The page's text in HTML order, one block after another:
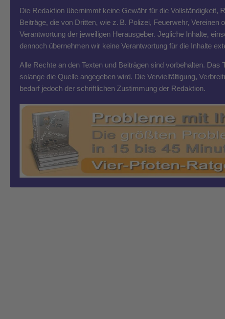
Die Redaktion übernimmt keine Gewähr für die Vollständigkeit,
Beiträge, die von Dritten, wie z. B. Polizei, Feuerwehr, Vereinen
Verantwortung der jeweiligen Herausgeber. Jegliche Inhalte,
dennoch übernehmen wir keine Verantwortung für die Inhalte
Alle Rechte an den Texten und Beiträgen sind vorbehalten.
solange die Quelle angegeben wird. Die Vervielfältigung,
bedarf jedoch der schriftlichen Zustimmung der Redaktion.